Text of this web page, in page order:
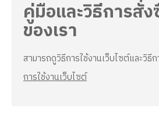
คู่มือและวิธีการสั่
ของเรา
สามารถดูวิธีการใช้งานเว็บไซต์และวิธี
การใช้งานเว็บไซต์